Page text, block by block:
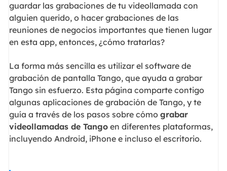
guardar las grabaciones de tu videollamada con
alguien querido, o hacer grabaciones de las
reuniones de negocios importantes que tienen lugar
en esta app, entonces, ¿cómo tratarlas?
La forma más sencilla es utilizar el software de
grabación de pantalla Tango, que ayuda a grabar
Tango sin esfuerzo. Esta página comparte contigo
algunas aplicaciones de grabación de Tango, y te
guía a través de los pasos sobre cómo grabar
videollamadas de Tangoen diferentes plataformas,
incluyendo Android, iPhone e incluso el escritorio.